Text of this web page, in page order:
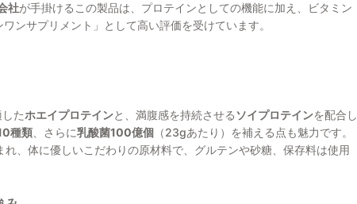
社が手掛けるこの製品は、プロテインとしての機能に加え、ビタミン
ンサプリメント」として高い評価を受けています。
たホエイプロテインと、満腹感を持続させる ソイプロテインを配合し
種類 、さらに乳酸菌100億個 （23gあたり）を補える点も魅力です。
、体に優しいこだわりの原材料で、グルテンや砂糖、保存料は使用